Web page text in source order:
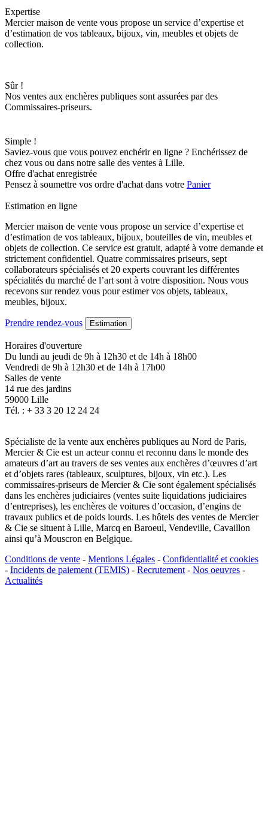
Expertise
Mercier maison de vente vous propose un service d’expertise et
d’estimation de vos tableaux, bijoux, vin, meubles et objets de
collection.
Sûr !
Nos ventes aux enchères publiques sont assurées par des
Commissaires-priseurs.
Simple !
Saviez-vous que vous pouvez enchérir en ligne ? Enchérissez de
chez vous ou dans notre salle des ventes à Lille.
Offre d'achat enregistrée
Pensez à soumettre vos ordre d'achat dans votre Panier
Estimation en ligne
Mercier maison de vente vous propose un service d’expertise et
d’estimation de vos tableaux, bijoux, bouteilles de vin, meubles et
objets de collection. Ce service est gratuit, adapté à votre demande et
strictement confidentiel. Quatre commissaires priseurs, sept
collaborateurs spécialisés et 20 experts couvrant les différentes
spécialités du marché de l’art sont à votre disposition. Nous vous
recevons sur rendez vous pour estimer vos objets, tableaux,
meubles, bijoux.
Prendre rendez-vous Estimation
Horaires d'ouverture
Du lundi au jeudi de 9h à 12h30 et de 14h à 18h00
Vendredi de 9h à 12h30 et de 14h à 17h00
Salles de vente
14 rue des jardins
59000 Lille
Tél. : + 33 3 20 12 24 24
Spécialiste de la vente aux enchères publiques au Nord de Paris,
Mercier & Cie est un acteur connu et reconnu dans le monde des
amateurs d’art au travers de ses ventes aux enchères d’œuvres d’art
et d’objets rares (tableaux, sculptures, bijoux, vin etc.). Les
commissaires-priseurs de Mercier & Cie sont également spécialisés
dans les enchères judiciaires (ventes suite liquidations judiciaires
d’entreprises), les enchères de voitures d’occasion, d’engins de
travaux publics et de poids lourds. Les hôtels des ventes de Mercier
& Cie se situent à Lille, Marcq en Baroeul, Vendeville, Cavaillon
ainsi qu’à Mouscron en Belgique.
Conditions de vente - Mentions Légales - Confidentialité et cookies
- Incidents de paiement (TEMIS) - Recrutement- Nos oeuvres -
Actualités